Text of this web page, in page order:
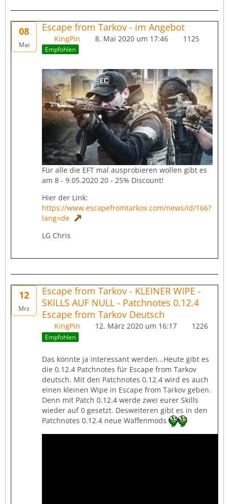
08
Mai
Escape from Tarkov - im Angebot
KingPin 8. Mai 2020 um 17:46 1125
Empfohlen
Für alle die EFT mal ausprobieren wollen gibt es
am 8 - 9.05.2020 20 - 25% Discount!
Hier der Link:
https://www.escapefromtarkov.com/news/id/166?
lang=de
LG Chris
12
Mrz
Escape from Tarkov - KLEINER WIPE -
SKILLS AUF NULL - Patchnotes 0.12.4
Escape from Tarkov Deutsch
KingPin 12. März 2020 um 16:17 1226
Empfohlen
Das könnte ja interessant werden...Heute gibt es
die 0.12.4 Patchnotes für Escape from Tarkov
deutsch. Mit den Patchnotes 0.12.4 wird es auch
einen kleinen Wipe in Escape from Tarkov geben.
Denn mit Patch 0.12.4 werde zwei eurer Skills
wieder auf 0 gesetzt. Desweiteren gibt es in den
Patchnotes 0.12.4 neue Waffenmods